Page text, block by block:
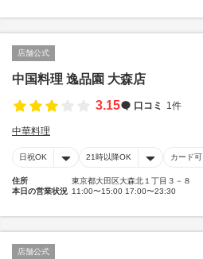
店舗公式
中国料理 逸品園 大森店
3.15
口コミ 1件
中華料理
日祝OK 21時以降OK カード可
住所
東京都大田区大森北１丁目３－８
本日の営業状況 11:00〜15:00 17:00〜23:30
店舗公式